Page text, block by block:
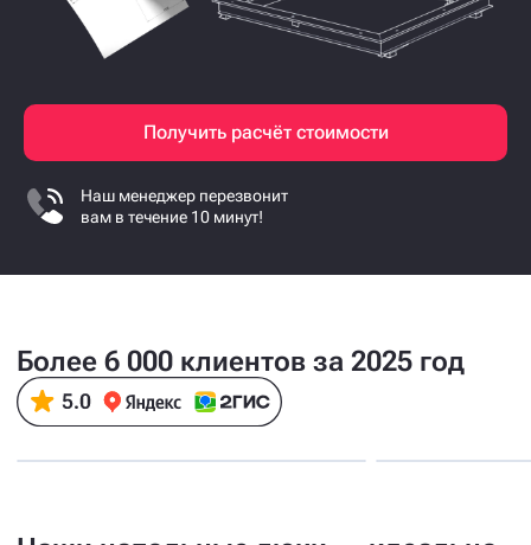
Получить расчёт стоимости
Наш менеджер перезвонит
вам в течение 10 минут!
Более 6 000 клиентов за 2025 год